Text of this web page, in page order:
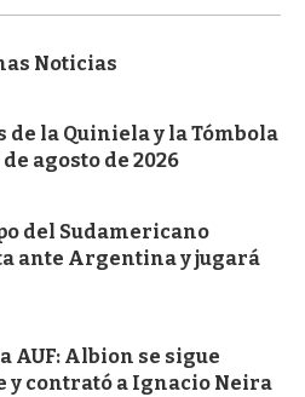
Noticias
de la Quiniela y la Tómbola
agosto de 2026
del Sudamericano
ante Argentina y jugará
AUF: Albion se sigue
y contrató a Ignacio Neira